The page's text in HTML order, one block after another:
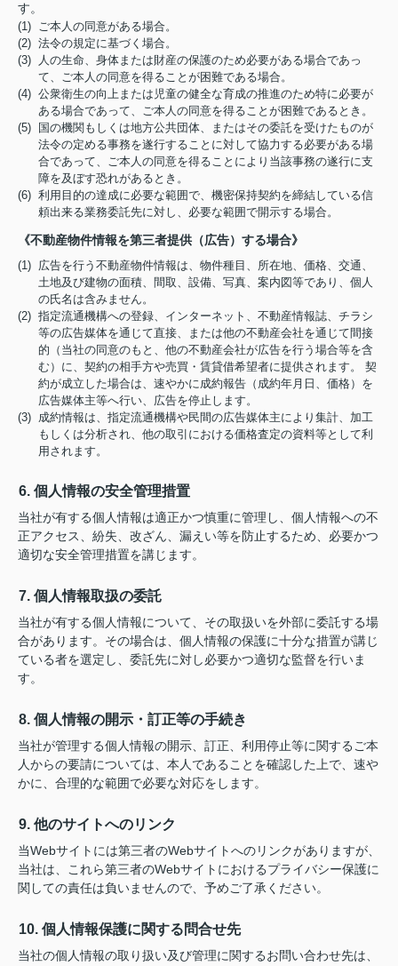
す。
(1) ご本人の同意がある場合。
(2) 法令の規定に基づく場合。
(3) 人の生命、身体または財産の保護のため必要がある場合であっ
て、ご本人の同意を得ることが困難である場合。
(4) 公衆衛生の向上または児童の健全な育成の推進のため特に必要が
ある場合であって、ご本人の同意を得ることが困難であるとき。
(5) 国の機関もしくは地方公共団体、またはその委託を受けたものが
法令の定める事務を遂行することに対して協力する必要がある場
合であって、ご本人の同意を得ることにより当該事務の遂行に支
障を及ぼす恐れがあるとき。
(6) 利用目的の達成に必要な範囲で、機密保持契約を締結している信
頼出来る業務委託先に対し、必要な範囲で開示する場合。
《不動産物件情報を第三者提供（広告）する場合》
(1) 広告を行う不動産物件情報は、物件種目、所在地、価格、交通、
土地及び建物の面積、間取、設備、写真、案内図等であり、個人
の氏名は含みません。
(2) 指定流通機構への登録、インターネット、不動産情報誌、チラシ
等の広告媒体を通じて直接、または他の不動産会社を通じて間接
的（当社の同意のもと、他の不動産会社が広告を行う場合等を含
む）に、契約の相手方や売買・賃貸借希望者に提供されます。 契
約が成立した場合は、速やかに成約報告（成約年月日、価格）を
広告媒体主等へ行い、広告を停止します。
(3) 成約情報は、指定流通機構や民間の広告媒体主により集計、加工
もしくは分析され、他の取引における価格査定の資料等として利
用されます。
6. 個人情報の安全管理措置
当社が有する個人情報は適正かつ慎重に管理し、個人情報への不
正アクセス、紛失、改ざん、漏えい等を防止するため、必要かつ
適切な安全管理措置を講じます。
7. 個人情報取扱の委託
当社が有する個人情報について、その取扱いを外部に委託する場
合があります。その場合は、個人情報の保護に十分な措置が講じ
ている者を選定し、委託先に対し必要かつ適切な監督を行いま
す。
8. 個人情報の開示・訂正等の手続き
当社が管理する個人情報の開示、訂正、利用停止等に関するご本
人からの要請については、本人であることを確認した上で、速や
かに、合理的な範囲で必要な対応をします。
9. 他のサイトへのリンク
当Webサイトには第三者のWebサイトへのリンクがありますが、
当社は、これら第三者のWebサイトにおけるプライバシー保護に
関しての責任は負いませんので、予めご了承ください。
10. 個人情報保護に関する問合せ先
当社の個人情報の取り扱い及び管理に関するお問い合わせ先は、